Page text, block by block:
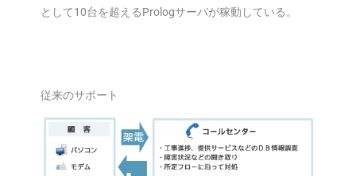
として10台を超えるPrologサーバが稼動している。
従来のサポート